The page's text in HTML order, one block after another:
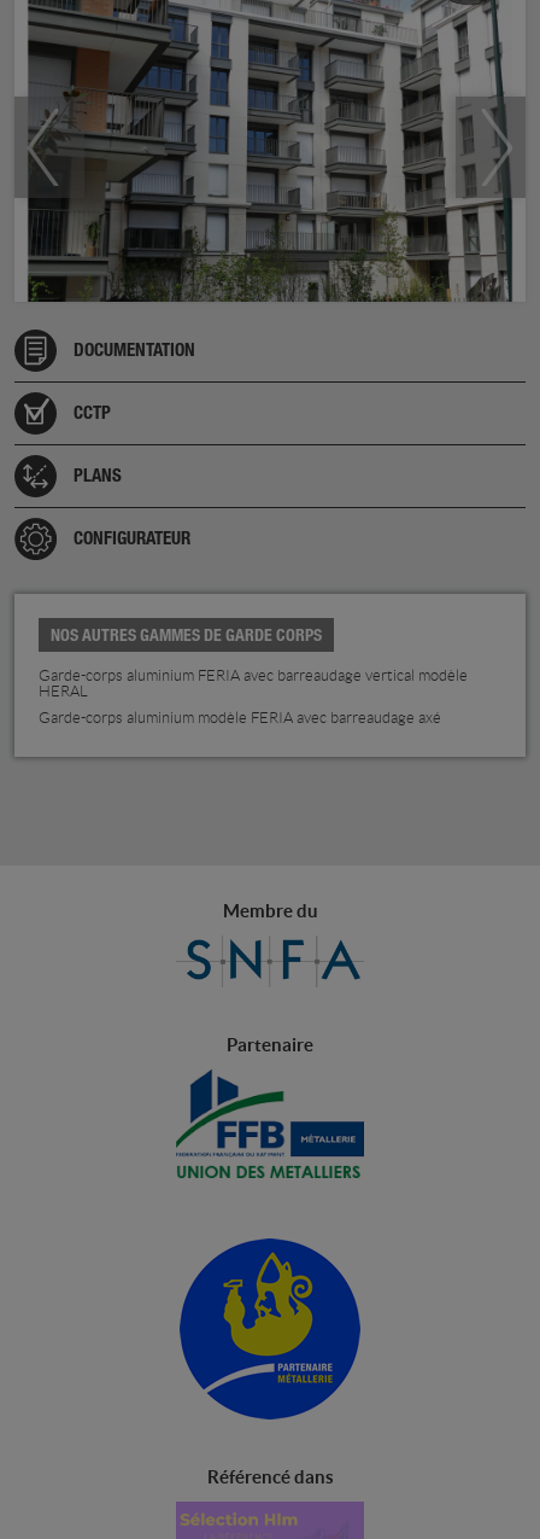
DOCUMENTATION
CCTP
PLANS
CONFIGURATEUR
NOS AUTRES GAMMES DE GARDE CORPS
Garde-corps aluminium FERIA avec barreaudage vertical modèle
HERAL
Garde-corps aluminium modèle FERIA avec barreaudage axé
Membre du
Partenaire
Référencé dans